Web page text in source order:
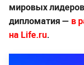
мировых
дипломатия — в
на Life.ru.